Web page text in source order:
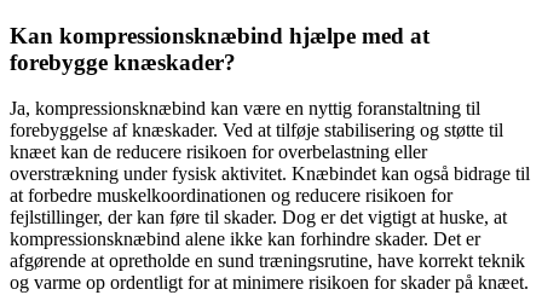
Kan kompressionsknæbind hjælpe med at
forebygge knæskader?
Ja, kompressionsknæbind kan være en nyttig foranstaltning til
forebyggelse af knæskader. Ved at tilføje stabilisering og støtte til
knæet kan de reducere risikoen for overbelastning eller
overstrækning under fysisk aktivitet. Knæbindet kan også bidrage til
at forbedre muskelkoordinationen og reducere risikoen for
fejlstillinger, der kan føre til skader. Dog er det vigtigt at huske, at
kompressionsknæbind alene ikke kan forhindre skader. Det er
afgørende at opretholde en sund træningsrutine, have korrekt teknik
og varme op ordentligt for at minimere risikoen for skader på knæet.